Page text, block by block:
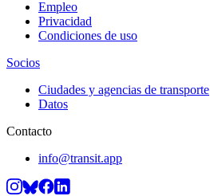
Empleo
Privacidad
Condiciones de uso
Socios
Ciudades y agencias de transporte
Datos
Contacto
info@transit.app